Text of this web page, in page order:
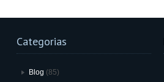
Categorias
Blog (85)